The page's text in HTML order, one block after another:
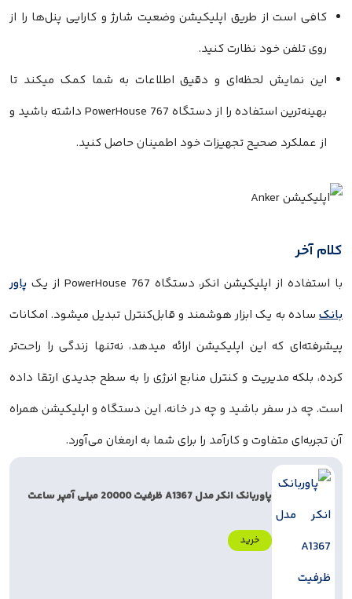
کافی است از طریق اپلیکیشن وضعیت شارژ و کارایی پنل‌ها را از
روی تلفن خود نظارت کنید.
این نمایش لحظه‌ای و دقیق اطلاعات به شما کمک میکند تا
بهینه‌ترین استفاده را از دستگاه PowerHouse 767 داشته باشید و
از عملکرد صحیح تجهیزات خود اطمینان حاصل کنید.
کلام آخر
با استفاده از اپلیکیشن انکر، دستگاه PowerHouse 767 از یک
پاور
بانک ساده به یک ابزار هوشمند و قابل‌کنترل تبدیل میشود. امکانات
پیشرفته‌ای که این اپلیکیشن ارائه میدهد، نه‌تنها زندگی را راحت‌تر
کرده، بلکه مدیریت و کنترل منابع انرژی را به سطح جدیدی ارتقا داده
است. چه در سفر باشید و چه در خانه، این دستگاه و اپلیکیشن همراه
آن تجربه‌ای متفاوت و کارآمد را برای شما به ارمغان می‌آورد.
پاوربانک انکر مدل A1367 ظرفیت 20000 میلی آمپر ساعت
خرید